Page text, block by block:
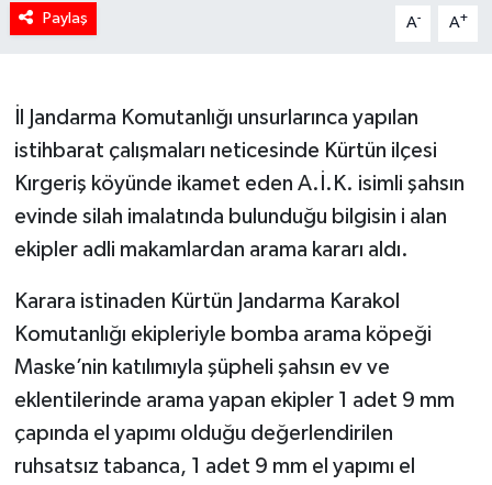
Paylaş A- A+
İl Jandarma Komutanlığı unsurlarınca yapılan
istihbarat çalışmaları neticesinde Kürtün ilçesi
Kırgeriş köyünde ikamet eden A.İ.K. isimli şahsın
evinde silah imalatında bulunduğu bilgisin i alan
ekipler adli makamlardan arama kararı aldı.
Karara istinaden Kürtün Jandarma Karakol
Komutanlığı ekipleriyle bomba arama köpeği
Maske’nin katılımıyla şüpheli şahsın ev ve
eklentilerinde arama yapan ekipler 1 adet 9 mm
çapında el yapımı olduğu değerlendirilen
ruhsatsız tabanca, 1 adet 9 mm el yapımı el